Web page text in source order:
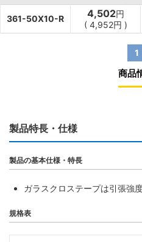
361-50X10-R 4,502円
( 4,952円 )
1
商品
製品特長・仕様
製品の基本仕様・特長
ガラスクロステープは引張強
規格表